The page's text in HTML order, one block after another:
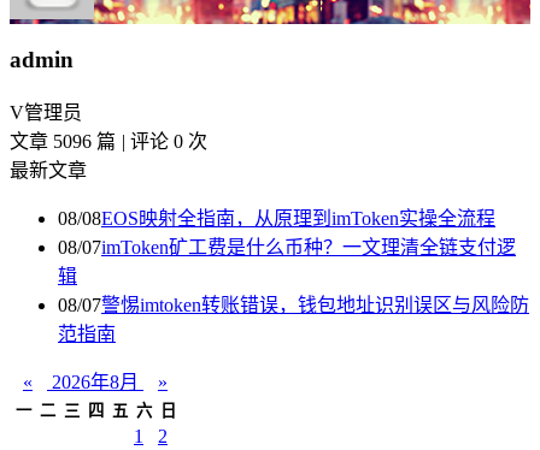
admin
V管理员
文章 5096 篇 | 评论 0 次
最新文章
08/08EOS映射全指南，从原理到imToken实操全流程
08/07imToken矿工费是什么币种？一文理清全链支付逻
辑
08/07警惕imtoken转账错误，钱包地址识别误区与风险防
范指南
« 2026年8月 »
一 二 三 四 五 六 日
1
2